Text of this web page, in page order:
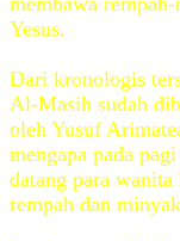
Yesus.
Dari kronologis
Al-Masih sudah
oleh Yusuf
mengapa pada
datang para
rempah dan